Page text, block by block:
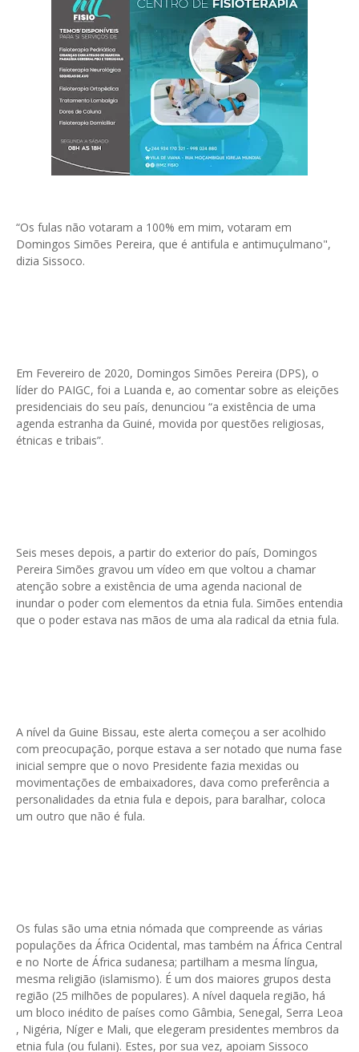
“Os fulas não votaram a 100% em mim, votaram em
Domingos Simões Pereira, que é antifula e antimuçulmano",
dizia Sissoco.
Em Fevereiro de 2020, Domingos Simões Pereira (DPS), o
líder do PAIGC, foi a Luanda e, ao comentar sobre as eleições
presidenciais do seu país, denunciou “a existência de uma
agenda estranha da Guiné, movida por questões religiosas,
étnicas e tribais”.
Seis meses depois, a partir do exterior do país, Domingos
Pereira Simões gravou um vídeo em que voltou a chamar
atenção sobre a existência de uma agenda nacional de
inundar o poder com elementos da etnia fula. Simões entendia
que o poder estava nas mãos de uma ala radical da etnia fula.
A nível da Guine Bissau, este alerta começou a ser acolhido
com preocupação, porque estava a ser notado que numa fase
inicial sempre que o novo Presidente fazia mexidas ou
movimentações de embaixadores, dava como preferência a
personalidades da etnia fula e depois, para baralhar, coloca
um outro que não é fula.
Os fulas são uma etnia nómada que compreende as várias
populações da África Ocidental, mas também na África Central
e no Norte de África sudanesa; partilham a mesma língua,
mesma religião (islamismo). É um dos maiores grupos desta
região (25 milhões de populares). A nível daquela região, há
um bloco inédito de países como Gâmbia, Senegal, Serra Leoa
, Nigéria, Níger e Mali, que elegeram presidentes membros da
etnia fula (ou fulani). Estes, por sua vez, apoiam Sissoco